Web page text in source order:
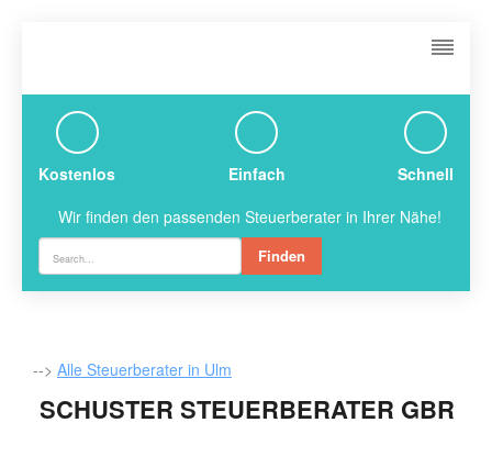
Kostenlos Einfach
Schnell
Wir finden den passenden Steuerberater in Ihrer Nähe!
Finden
--> Alle Steuerberater in Ulm
SCHUSTER STEUERBERATER GBR